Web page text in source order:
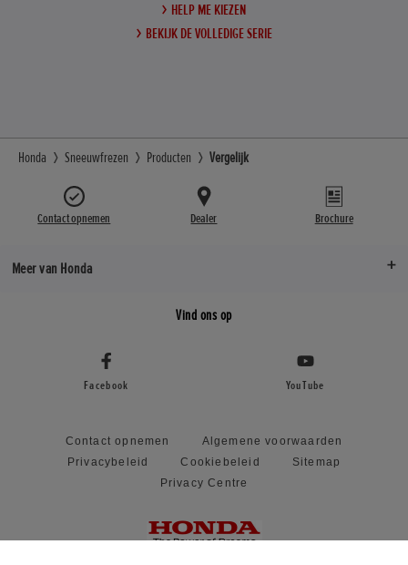
HELP ME KIEZEN
BEKIJK DE VOLLEDIGE SERIE
Honda Sneeuwfrezen Producten Vergelijk
Contact opnemen Dealer Brochure
Meer van Honda
Vind ons op
Facebook YouTube
Contact opnemen
Algemene voorwaarden
Privacybeleid
Cookiebeleid
Sitemap
Privacy Centre